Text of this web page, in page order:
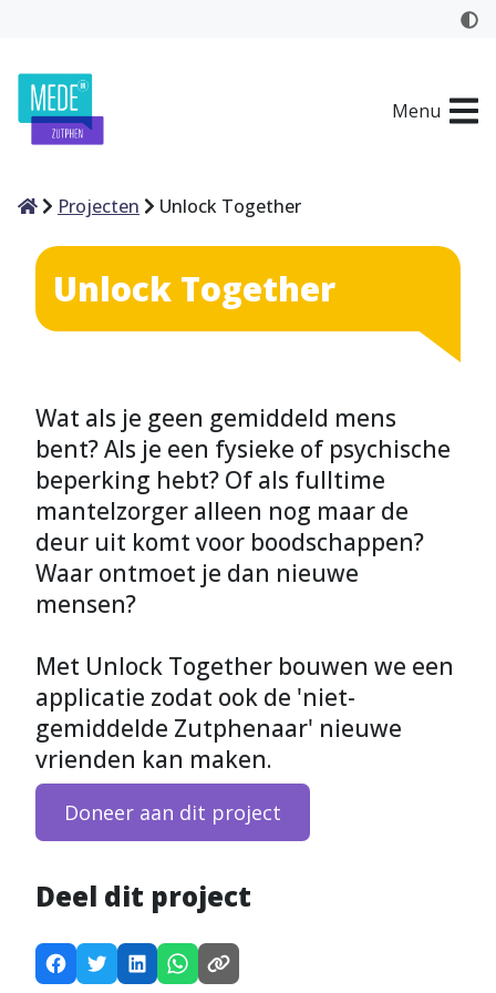
Menu
HomeProjecten Unlock Together
Unlock Together
Wat als je geen gemiddeld mens
bent? Als je een fysieke of psychische
beperking hebt? Of als fulltime
mantelzorger alleen nog maar de
deur uit komt voor boodschappen?
Waar ontmoet je dan nieuwe
mensen?
Met Unlock Together bouwen we een
applicatie zodat ook de 'niet-
gemiddelde Zutphenaar' nieuwe
vrienden kan maken.
Doneer aan dit project
Deel dit project
D
D
D
D
K